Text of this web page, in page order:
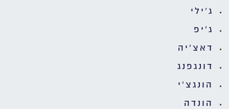
ג'ילי
ג'יפ
דאצ'יה
דונגפנג
הונגצ'י
הונדה